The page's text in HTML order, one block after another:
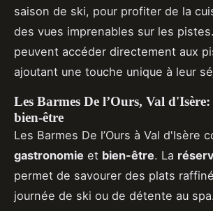
saison de ski, pour profiter de la
des vues imprenables sur les
peuvent accéder directement aux
ajoutant une touche unique à leur
Les Barmes De l’Ours, Val
bien-être
Les Barmes De l’Ours à Val d'Isère
gastronomie et bien-être. La
permet de savourer des plats
journée de ski ou de détente au